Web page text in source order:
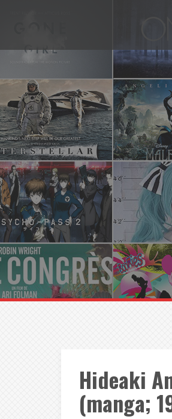
Hideaki
(manga;